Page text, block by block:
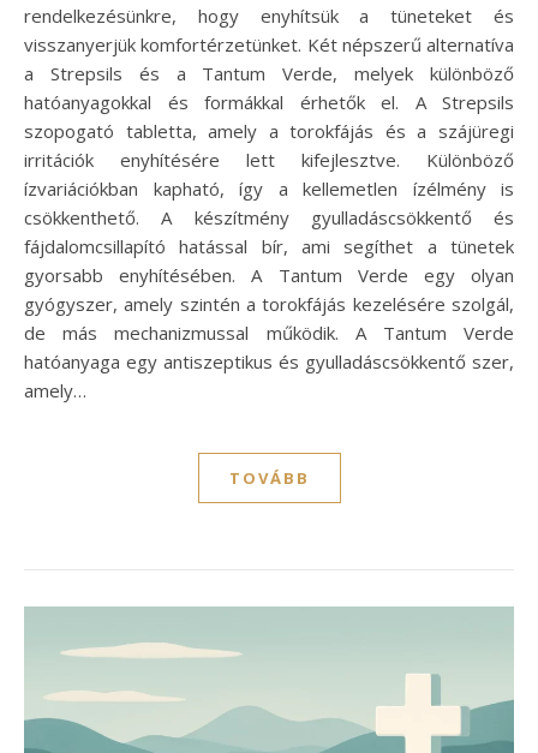
rendelkezésünkre, hogy enyhítsük a tüneteket és
visszanyerjük komfortérzetünket. Két népszerű alternatíva
a Strepsils és a Tantum Verde, melyek különböző
hatóanyagokkal és formákkal érhetők el. A Strepsils
szopogató tabletta, amely a torokfájás és a szájüregi
irritációk enyhítésére lett kifejlesztve. Különböző
ízvariációkban kapható, így a kellemetlen ízélmény is
csökkenthető. A készítmény gyulladáscsökkentő és
fájdalomcsillapító hatással bír, ami segíthet a tünetek
gyorsabb enyhítésében. A Tantum Verde egy olyan
gyógyszer, amely szintén a torokfájás kezelésére szolgál,
de más mechanizmussal működik. A Tantum Verde
hatóanyaga egy antiszeptikus és gyulladáscsökkentő szer,
amely…
TOVÁBB